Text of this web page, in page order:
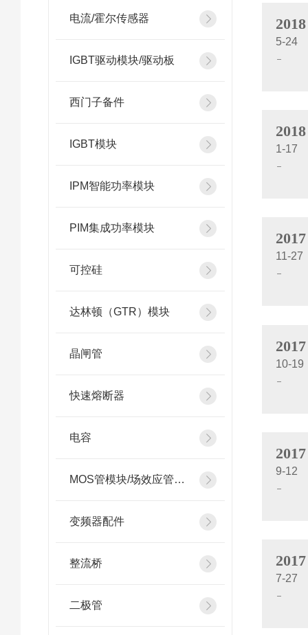
电流/霍尔传感器
IGBT驱动模块/驱动板
西门子备件
IGBT模块
IPM智能功率模块
PIM集成功率模块
可控硅
达林顿（GTR）模块
晶闸管
快速熔断器
电容
MOS管模块/场效应管模块
变频器配件
整流桥
二极管
2018
5-24
2018
1-17
2017
11-27
2017
10-19
2017
9-12
2017
7-27